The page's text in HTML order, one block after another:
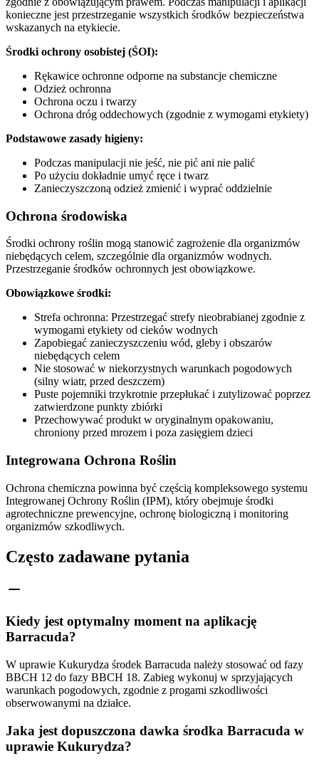
konieczne jest przestrzeganie wszystkich środków bezpieczeństwa
wskazanych na etykiecie.
Środki ochrony osobistej (ŚOI):
Rękawice ochronne odporne na substancje chemiczne
Odzież ochronna
Ochrona oczu i twarzy
Ochrona dróg oddechowych (zgodnie z wymogami etykiety)
Podstawowe zasady higieny:
Podczas manipulacji nie jeść, nie pić ani nie palić
Po użyciu dokładnie umyć ręce i twarz
Zanieczyszczoną odzież zmienić i wyprać oddzielnie
Ochrona środowiska
Środki ochrony roślin mogą stanowić zagrożenie dla organizmów
niebędących celem, szczególnie dla organizmów wodnych.
Przestrzeganie środków ochronnych jest obowiązkowe.
Obowiązkowe środki:
Strefa ochronna: Przestrzegać strefy nieobrabianej zgodnie z
wymogami etykiety od cieków wodnych
Zapobiegać zanieczyszczeniu wód, gleby i obszarów
niebędących celem
Nie stosować w niekorzystnych warunkach pogodowych
(silny wiatr, przed deszczem)
Puste pojemniki trzykrotnie przepłukać i zutylizować poprzez
zatwierdzone punkty zbiórki
Przechowywać produkt w oryginalnym opakowaniu,
chroniony przed mrozem i poza zasięgiem dzieci
Integrowana Ochrona Roślin
Ochrona chemiczna powinna być częścią kompleksowego systemu
Integrowanej Ochrony Roślin (IPM), który obejmuje środki
agrotechniczne prewencyjne, ochronę biologiczną i monitoring
organizmów szkodliwych.
Często zadawane pytania
Kiedy jest optymalny moment na aplikację
Barracuda?
W uprawie Kukurydza środek Barracuda należy stosować od fazy
BBCH 12 do fazy BBCH 18. Zabieg wykonuj w sprzyjających
warunkach pogodowych, zgodnie z progami szkodliwości
obserwowanymi na działce.
Jaka jest dopuszczona dawka środka Barracuda w
uprawie Kukurydza?